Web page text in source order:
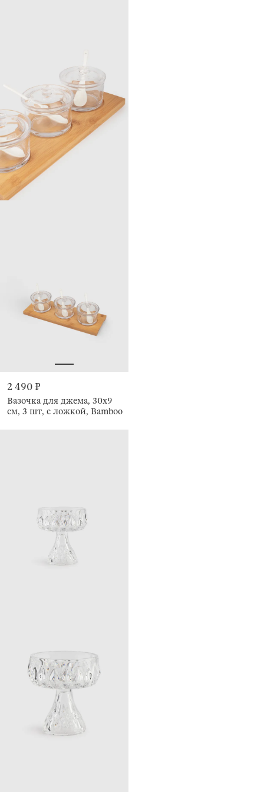
2 490 ₽
Вазочка для джема, 30х9
см, 3 шт, с ложкой, Bamboo